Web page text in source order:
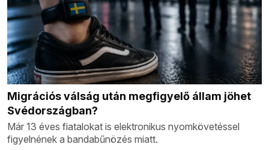
Migrációs válság után megfigyelő állam jöhet
Svédországban?
Már 13 éves fiatalokat is elektronikus nyomkövetéssel
figyelnének a bandabűnözés miatt.